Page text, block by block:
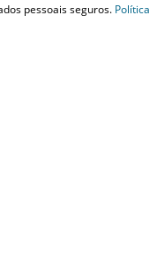
pessoais seguros. Política